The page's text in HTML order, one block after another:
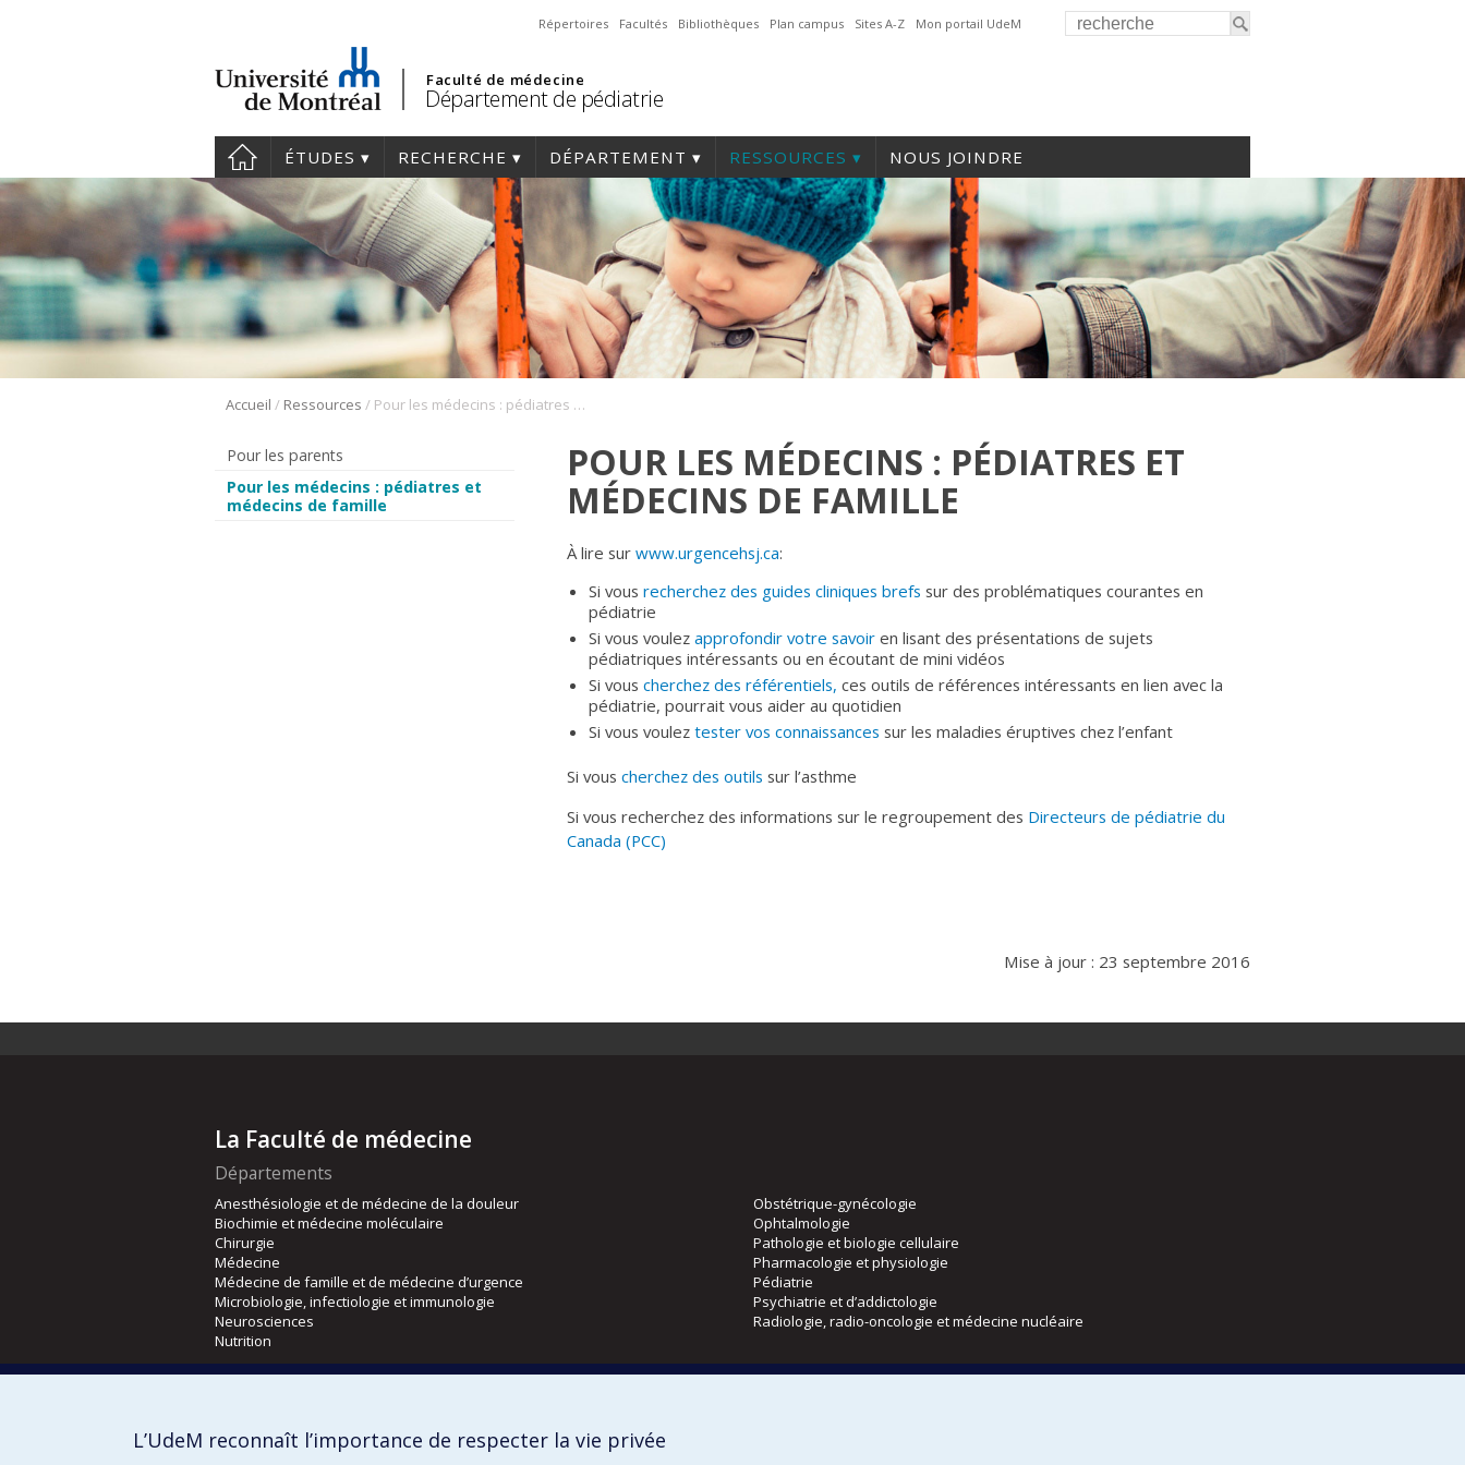
Répertoires Facultés Bibliothèques Plan campus Sites A-Z Mon portail UdeM
Faculté de médecine
Département de pédiatrie
ÉTUDES RECHERCHE DÉPARTEMENT RESSOURCES NOUS JOINDRE
Accueil / Ressources / Pour les médecins : pédiatres et médecins de famille
Pour les parents
Pour les médecins : pédiatres et
médecins de famille
POUR LES MÉDECINS : PÉDIATRES ET
MÉDECINS DE FAMILLE
À lire sur www.urgencehsj.ca:
Si vous recherchez des guides cliniques brefs sur des problématiques courantes en
pédiatrie
Si vous voulez approfondir votre savoir en lisant des présentations de sujets
pédiatriques intéressants ou en écoutant de mini vidéos
Si vous cherchez des référentiels, ces outils de références intéressants en lien avec la
pédiatrie, pourrait vous aider au quotidien
Si vous voulez tester vos connaissances sur les maladies éruptives chez l’enfant
Si vous cherchez des outils sur l’asthme
Si vous recherchez des informations sur le regroupement des Directeurs de pédiatrie du
Canada (PCC)
Mise à jour : 23 septembre 2016
La Faculté de médecine
Départements
Anesthésiologie et de médecine de la douleur
Biochimie et médecine moléculaire
Chirurgie
Médecine
Médecine de famille et de médecine d’urgence
Microbiologie, infectiologie et immunologie
Neurosciences
Nutrition
Obstétrique-gynécologie
Ophtalmologie
Pathologie et biologie cellulaire
Pharmacologie et physiologie
Pédiatrie
Psychiatrie et d’addictologie
Radiologie, radio-oncologie et médecine nucléaire
Orthophonie et audiologie
L’UdeM reconnaît l’importance de respecter la vie privée